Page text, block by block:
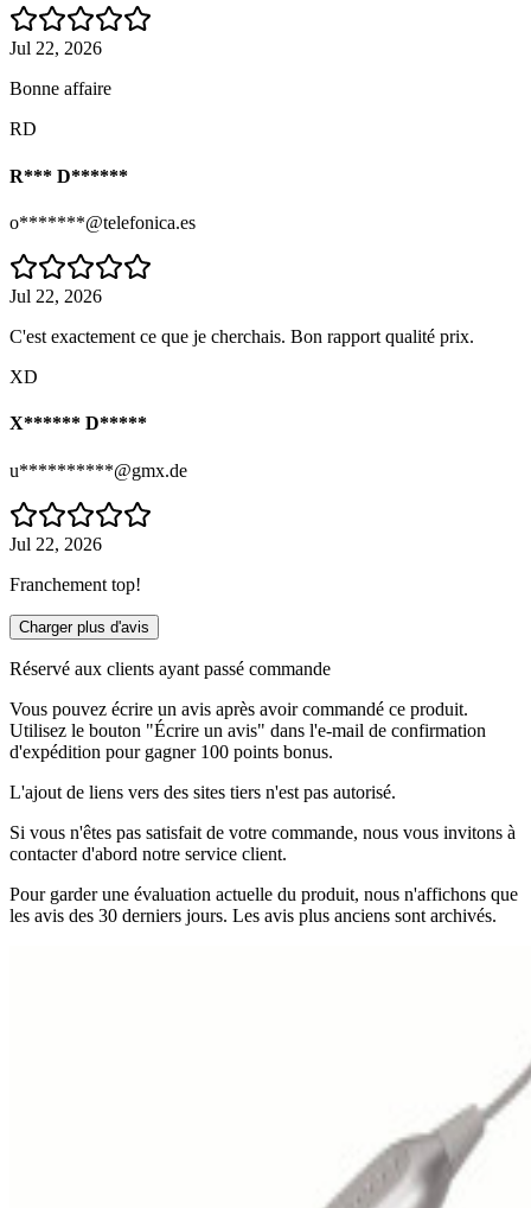
Jul 22, 2026
Bonne affaire
RD
R*** D******
o*******@telefonica.es
Jul 22, 2026
C'est exactement ce que je cherchais. Bon rapport qualité prix.
XD
X****** D*****
u**********@gmx.de
Jul 22, 2026
Franchement top!
Charger plus d'avis
Réservé aux clients ayant passé commande
Vous pouvez écrire un avis après avoir commandé ce produit.
Utilisez le bouton "Écrire un avis" dans l'e-mail de confirmation
d'expédition pour gagner 100 points bonus.
L'ajout de liens vers des sites tiers n'est pas autorisé.
Si vous n'êtes pas satisfait de votre commande, nous vous invitons à
contacter d'abord notre service client.
Pour garder une évaluation actuelle du produit, nous n'affichons que
les avis des 30 derniers jours. Les avis plus anciens sont archivés.